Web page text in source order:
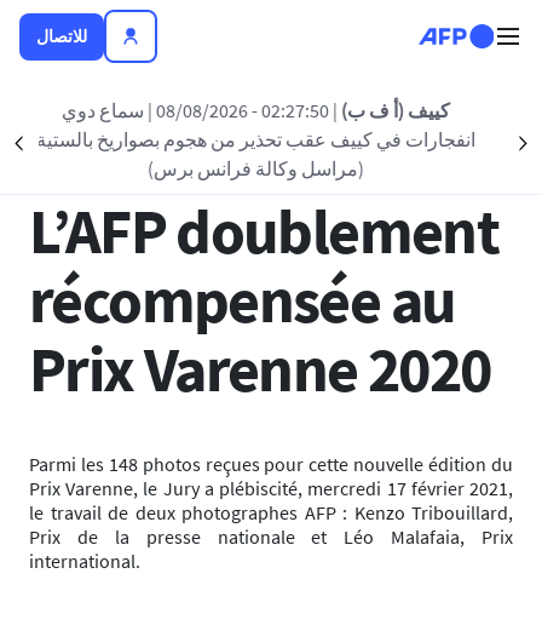
للاتصال
كييف (أ ف ب)| 02:27:50 - 08/08/2026
| سماع دوي
انفجارات في كييف عقب تحذير من هجوم بصواريخ بالستية
(مراسل وكالة فرانس برس)
Suivant
العودة الى القائمة
L’AFP doublement
récompensée au
Prix Varenne 2020
Parmi les 148 photos reçues pour cette nouvelle édition du
Prix Varenne, le Jury a plébiscité, mercredi 17 février 2021,
le travail de deux photographes AFP : Kenzo Tribouillard,
Prix de la presse nationale et Léo Malafaia, Prix
international.